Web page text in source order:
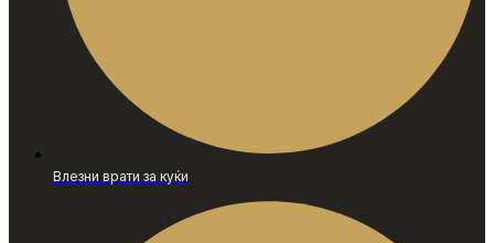
Влезни врати за куќи